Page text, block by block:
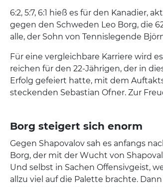
6:2, 5:7, 6:1 hieß es für den Kanadier,
gegen den Schweden Leo Borg, die
alle, der Sohn von Tennislegende
Für eine vergleichbare Karriere wird
reichen für den 22-Jährigen, der in
Erfolg gefeiert hatte, mit dem
steckenden Sebastian Ofner. Zur
Borg steigert sich enorm
Gegen Shapovalov sah es anfangs
Borg, der mit der Wucht von
Und selbst in Sachen Offensivgeist,
allzu viel auf die Palette brachte.